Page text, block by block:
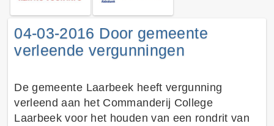
04-03-2016 Door gemeente
verleende vergunningen
De gemeente Laarbeek heeft vergunning
verleend aan het Commanderij College
Laarbeek voor het houden van een rondrit van